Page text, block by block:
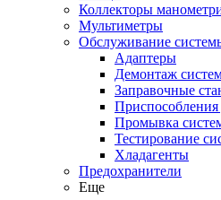
Коллекторы
Мультиметры
Обслуживание
Адаптеры
Демонтаж
Заправочные
Приспособления
Промывка
Тестирование
Хладагенты
Предохранители
Еще